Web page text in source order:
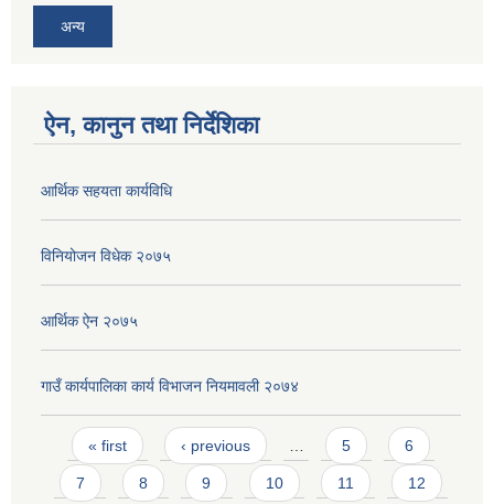
अन्य
ऐन, कानुन तथा निर्देशिका
आर्थिक सहयता कार्यविधि
विनियोजन विधेक २०७५
आर्थिक ऐन २०७५
गाउँ कार्यपालिका कार्य विभाजन नियमावली २०७४
Pages
« first ‹ previous … 5 6
7 8 9 10 11
12